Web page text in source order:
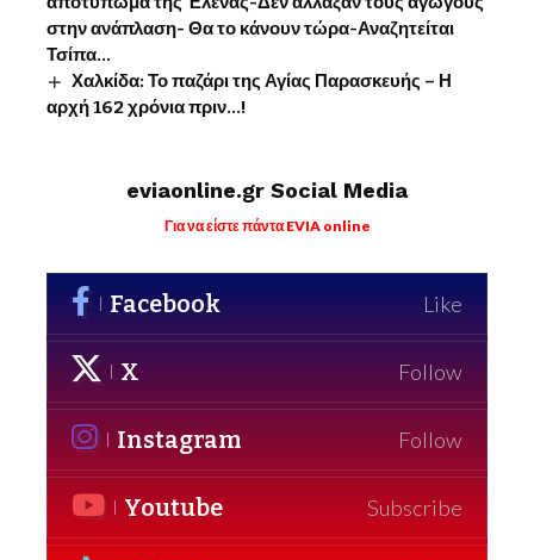
στην ανάπλαση- Θα το κάνουν τώρα-Αναζητείται
Τσίπα…
Χαλκίδα: Το παζάρι της Αγίας Παρασκευής – Η
αρχή 162 χρόνια πριν…!
eviaonline.gr Social Media
Για να είστε πάντα EVIA online
Facebook Like
X Follow
Instagram Follow
Youtube Subscribe